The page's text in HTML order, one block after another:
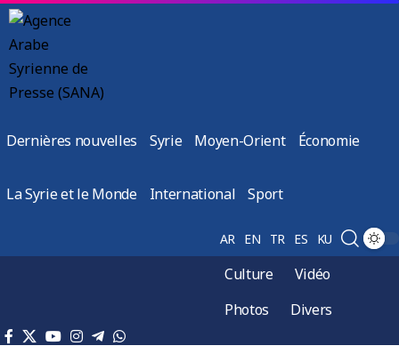
Dernières nouvelles Syrie Moyen-Orient Économie
La Syrie et le Monde International Sport
AR EN TR ES KU
Culture
Vidéo
Photos
Divers